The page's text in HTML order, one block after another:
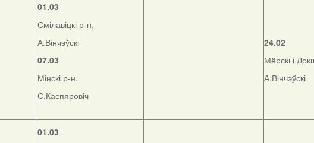
01.03
Смілавіцкі р-н,
А.Вінчэўскі
07.03
Мінскі р-н,
С.Каспяровіч
24.02
Мёрскі і
А.Вінчэўскі
01.03